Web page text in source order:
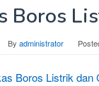
Boros
By administrator
Boros Listrik dan